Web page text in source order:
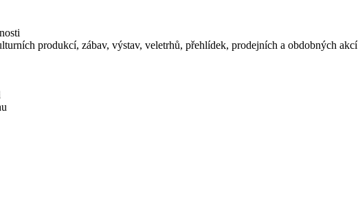
produkcí, zábav, výstav, veletrhů, přehlídek, prodejních a obdobných akcí